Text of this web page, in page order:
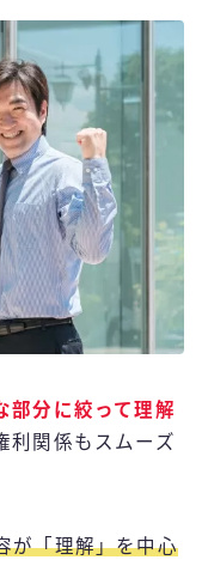
部分に絞って理解
利関係もスムーズ
が「理解」を中心